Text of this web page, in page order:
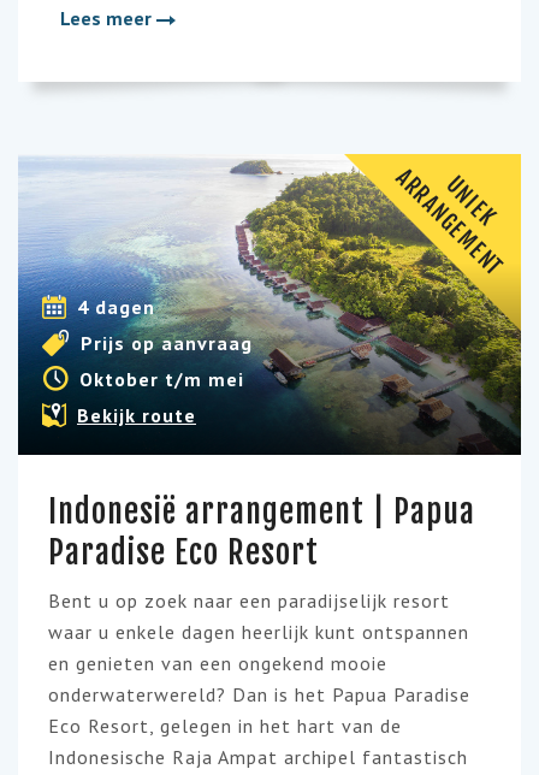
Lees meer
U
N
I
E
K
A
R
R
A
N
G
E
M
E
N
T
4 dagen
Prijs op aanvraag
Oktober t/m mei
Bekijk route
Indonesië arrangement | Papua
Paradise Eco Resort
Bent u op zoek naar een paradijselijk resort
waar u enkele dagen heerlijk kunt ontspannen
en genieten van een ongekend mooie
onderwaterwereld? Dan is het Papua Paradise
Eco Resort, gelegen in het hart van de
Indonesische Raja Ampat archipel fantastisch